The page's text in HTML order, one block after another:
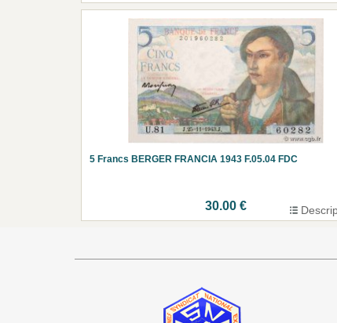
5 Francs BERGER FRANCIA 1943 F.05.04 FDC
30.00 €